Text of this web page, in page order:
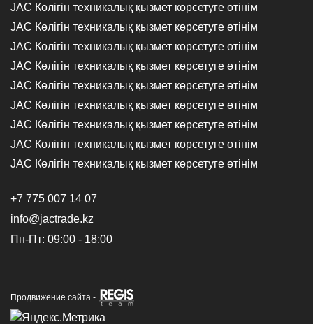
JAC Көлігін техникалық қызмет көрсетуге өтінім
JAC Көлігін техникалық қызмет көрсетуге өтінім
JAC Көлігін техникалық қызмет көрсетуге өтінім
JAC Көлігін техникалық қызмет көрсетуге өтінім
JAC Көлігін техникалық қызмет көрсетуге өтінім
JAC Көлігін техникалық қызмет көрсетуге өтінім
JAC Көлігін техникалық қызмет көрсетуге өтінім
JAC Көлігін техникалық қызмет көрсетуге өтінім
JAC Көлігін техникалық қызмет көрсетуге өтінім
+7 775 007 14 07
info@jactrade.kz
Пн-Пт: 09:00 - 18:00
Продвижение сайта -